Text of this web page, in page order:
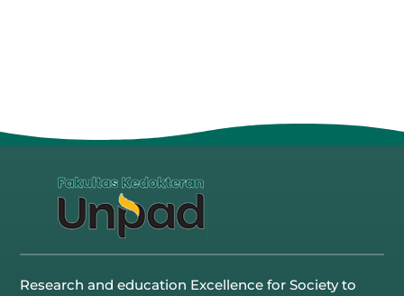
Research and education Excellence for Society to